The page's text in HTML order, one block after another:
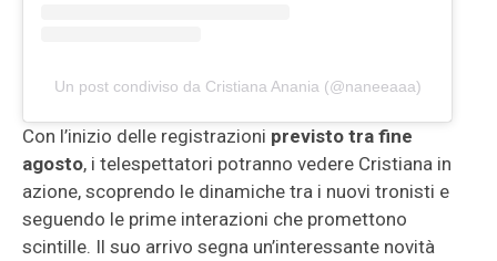
Un post condiviso da Cristiana Anania (@naneeaaa)
Con l’inizio delle registrazioni previsto tra fine
agosto, i telespettatori potranno vedere Cristiana in
azione, scoprendo le dinamiche tra i nuovi tronisti e
seguendo le prime interazioni che promettono
scintille. Il suo arrivo segna un’interessante novità